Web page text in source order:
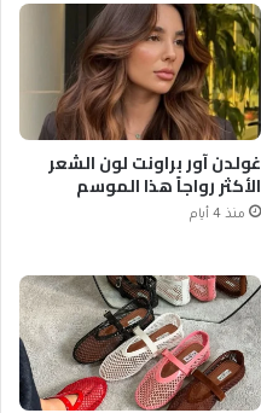
غولدن آور براونت لون الشعر
الأكثر رواجاً هذا الموسم
منذ 4 أيام